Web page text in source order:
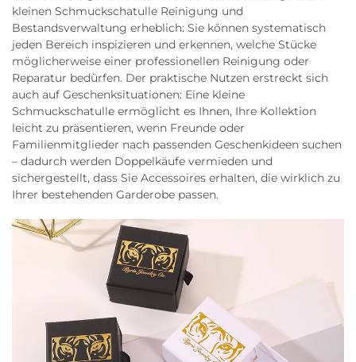
kleinen Schmuckschatulle Reinigung und
Bestandsverwaltung erheblich: Sie können systematisch
jeden Bereich inspizieren und erkennen, welche Stücke
möglicherweise einer professionellen Reinigung oder
Reparatur bedürfen. Der praktische Nutzen erstreckt sich
auch auf Geschenksituationen: Eine kleine
Schmuckschatulle ermöglicht es Ihnen, Ihre Kollektion
leicht zu präsentieren, wenn Freunde oder
Familienmitglieder nach passenden Geschenkideen suchen
– dadurch werden Doppelkäufe vermieden und
sichergestellt, dass Sie Accessoires erhalten, die wirklich zu
Ihrer bestehenden Garderobe passen.